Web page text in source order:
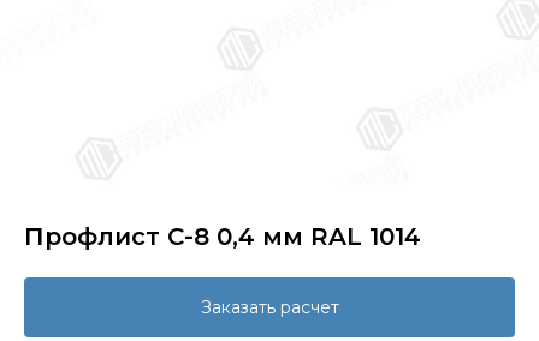
Профлист С-8 0,4 мм RAL 1014
Заказать расчет